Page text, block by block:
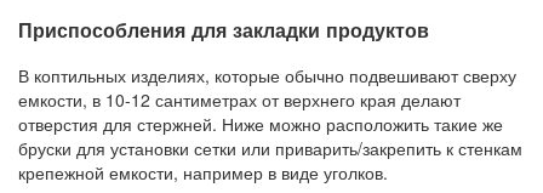
Приспособления для закладки продуктов
В коптильных изделиях, которые обычно подвешивают сверху
емкости, в 10-12 сантиметрах от верхнего края делают
отверстия для стержней. Ниже можно расположить такие же
бруски для установки сетки или приварить/закрепить к стенкам
крепежной емкости, например в виде уголков.